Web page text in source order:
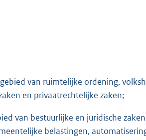
van ruimtelijke ordening,
en privaatrechtelijke zaken;
van bestuurlijke en juridische
belastingen,